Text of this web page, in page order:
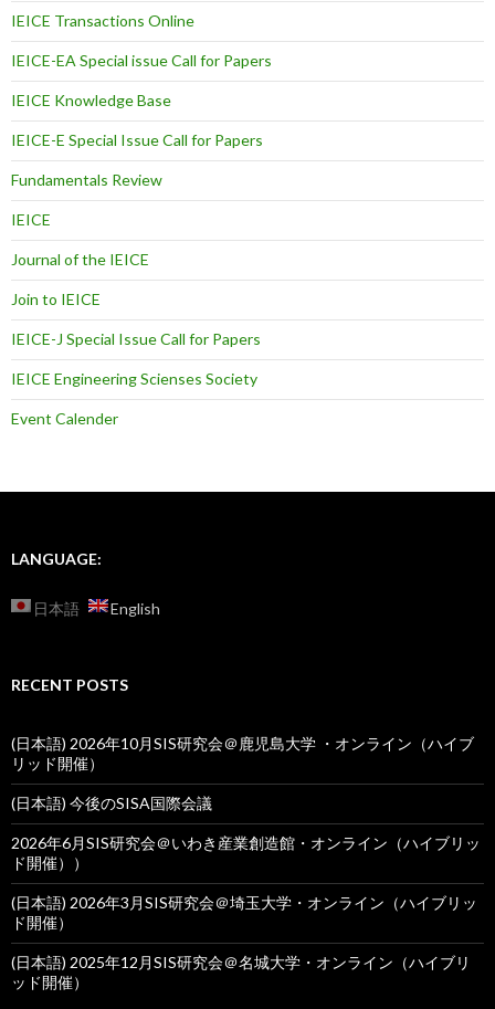
IEICE Transactions Online
IEICE-EA Special issue Call for Papers
IEICE Knowledge Base
IEICE-E Special Issue Call for Papers
Fundamentals Review
IEICE
Journal of the IEICE
Join to IEICE
IEICE-J Special Issue Call for Papers
IEICE Engineering Scienses Society
Event Calender
LANGUAGE:
日本語 English
RECENT POSTS
(日本語) 2026年10月SIS研究会＠鹿児島大学 ・オンライン（ハイブ
リッド開催）
(日本語) 今後のSISA国際会議
2026年6月SIS研究会＠いわき産業創造館・オンライン（ハイブリッ
ド開催））
(日本語) 2026年3月SIS研究会＠埼玉大学・オンライン（ハイブリッ
ド開催）
(日本語) 2025年12月SIS研究会＠名城大学・オンライン（ハイブリ
ッド開催）